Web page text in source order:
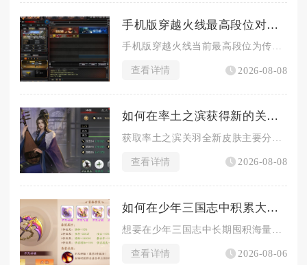
手机版穿越火线最高段位对战战绩要求如何
手机版穿越火线当前最高段位为传奇，解锁该段位对战战绩硬性标准...
查看详情 2026-08-08
如何在率土之滨获得新的关羽皮肤
获取率土之滨关羽全新皮肤主要分为免费集卡兑换、探宝典藏兑换、...
查看详情 2026-08-08
如何在少年三国志中积累大量元宝
查看详情 2026-08-06